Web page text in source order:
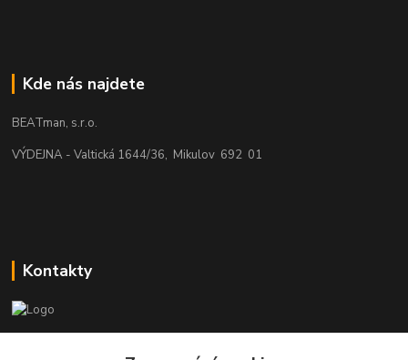
Kde nás najdete
BEATman, s.r.o.
VÝDEJNA - Valtická 1644/36, Mikulov 692 01
Kontakty